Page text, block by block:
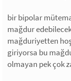
bir bipolar
mağdur
mağduriyetten
giriyorsa bu
olmayan pek çok